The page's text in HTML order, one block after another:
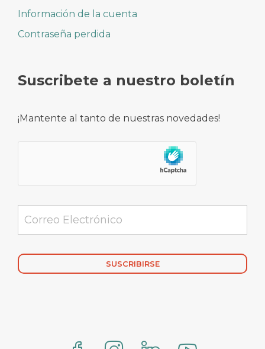
Información de la cuenta
Contraseña perdida
Suscribete a nuestro boletín
¡Mantente al tanto de nuestras novedades!